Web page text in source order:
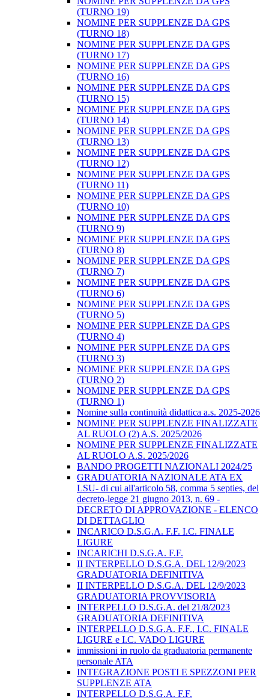
(TURNO 19)
NOMINE PER SUPPLENZE DA GPS
(TURNO 18)
NOMINE PER SUPPLENZE DA GPS
(TURNO 17)
NOMINE PER SUPPLENZE DA GPS
(TURNO 16)
NOMINE PER SUPPLENZE DA GPS
(TURNO 15)
NOMINE PER SUPPLENZE DA GPS
(TURNO 14)
NOMINE PER SUPPLENZE DA GPS
(TURNO 13)
NOMINE PER SUPPLENZE DA GPS
(TURNO 12)
NOMINE PER SUPPLENZE DA GPS
(TURNO 11)
NOMINE PER SUPPLENZE DA GPS
(TURNO 10)
NOMINE PER SUPPLENZE DA GPS
(TURNO 9)
NOMINE PER SUPPLENZE DA GPS
(TURNO 8)
NOMINE PER SUPPLENZE DA GPS
(TURNO 7)
NOMINE PER SUPPLENZE DA GPS
(TURNO 6)
NOMINE PER SUPPLENZE DA GPS
(TURNO 5)
NOMINE PER SUPPLENZE DA GPS
(TURNO 4)
NOMINE PER SUPPLENZE DA GPS
(TURNO 3)
NOMINE PER SUPPLENZE DA GPS
(TURNO 2)
NOMINE PER SUPPLENZE DA GPS
(TURNO 1)
Nomine sulla continuità didattica a.s. 2025-2026
NOMINE PER SUPPLENZE FINALIZZATE
AL RUOLO (2) A.S. 2025/2026
NOMINE PER SUPPLENZE FINALIZZATE
AL RUOLO A.S. 2025/2026
BANDO PROGETTI NAZIONALI 2024/25
GRADUATORIA NAZIONALE ATA EX
LSU- di cui all'articolo 58, comma 5 septies, del
decreto-legge 21 giugno 2013, n. 69 -
DECRETO DI APPROVAZIONE - ELENCO
DI DETTAGLIO
INCARICO D.S.G.A. F.F. I.C. FINALE
LIGURE
INCARICHI D.S.G.A. F.F.
II INTERPELLO D.S.G.A. DEL 12/9/2023
GRADUATORIA DEFINITIVA
II INTERPELLO D.S.G.A. DEL 12/9/2023
GRADUATORIA PROVVISORIA
INTERPELLO D.S.G.A. del 21/8/2023
GRADUATORIA DEFINITIVA
INTERPELLO D.S.G.A. F.F., I.C. FINALE
LIGURE e I.C. VADO LIGURE
immissioni in ruolo da graduatoria permanente
personale ATA
INTEGRAZIONE POSTI E SPEZZONI PER
SUPPLENZE ATA
INTERPELLO D.S.G.A. F.F.